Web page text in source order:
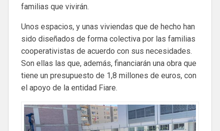
familias que vivirán.
Unos espacios, y unas viviendas que de hecho han
sido diseñados de forma colectiva por las familias
cooperativistas de acuerdo con sus necesidades.
Son ellas las que, además, financiarán una obra que
tiene un presupuesto de 1,8 millones de euros, con
el apoyo de la entidad Fiare.